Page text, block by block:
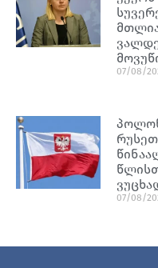
07/08/
07/08/